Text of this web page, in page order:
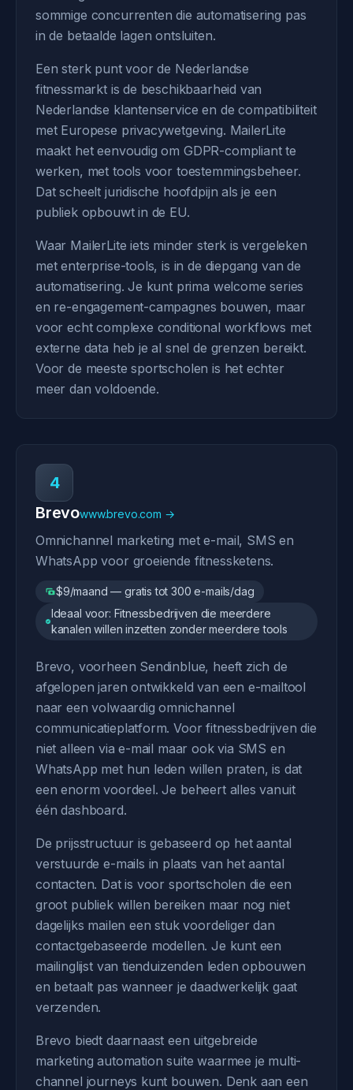
sommige concurrenten die automatisering pas
in de betaalde lagen ontsluiten.
Een sterk punt voor de Nederlandse
fitnessmarkt is de beschikbaarheid van
Nederlandse klantenservice en de compatibiliteit
met Europese privacywetgeving. MailerLite
maakt het eenvoudig om GDPR-compliant te
werken, met tools voor toestemmingsbeheer.
Dat scheelt juridische hoofdpijn als je een
publiek opbouwt in de EU.
Waar MailerLite iets minder sterk is vergeleken
met enterprise-tools, is in de diepgang van de
automatisering. Je kunt prima welcome series
en re-engagement-campagnes bouwen, maar
voor echt complexe conditional workflows met
externe data heb je al snel de grenzen bereikt.
Voor de meeste sportscholen is het echter
meer dan voldoende.
4
Brevowww.brevo.com →
Omnichannel marketing met e-mail, SMS en
WhatsApp voor groeiende fitnessketens.
$9/maand — gratis tot 300 e-mails/dag
Ideaal voor: Fitnessbedrijven die meerdere
kanalen willen inzetten zonder meerdere tools
Brevo, voorheen Sendinblue, heeft zich de
afgelopen jaren ontwikkeld van een e-mailtool
naar een volwaardig omnichannel
communicatieplatform. Voor fitnessbedrijven die
niet alleen via e-mail maar ook via SMS en
WhatsApp met hun leden willen praten, is dat
een enorm voordeel. Je beheert alles vanuit
één dashboard.
De prijsstructuur is gebaseerd op het aantal
verstuurde e-mails in plaats van het aantal
contacten. Dat is voor sportscholen die een
groot publiek willen bereiken maar nog niet
dagelijks mailen een stuk voordeliger dan
contactgebaseerde modellen. Je kunt een
mailinglijst van tienduizenden leden opbouwen
en betaalt pas wanneer je daadwerkelijk gaat
verzenden.
Brevo biedt daarnaast een uitgebreide
marketing automation suite waarmee je multi-
channel journeys kunt bouwen. Denk aan een